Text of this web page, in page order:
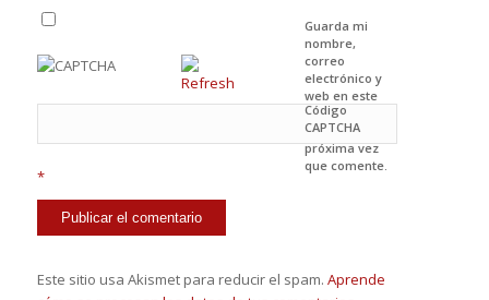
Guarda mi
nombre,
correo
electrónico y
web en este
navegador
para la
próxima vez
que comente.
Código
CAPTCHA
*
Este sitio usa Akismet para reducir el spam. Aprende